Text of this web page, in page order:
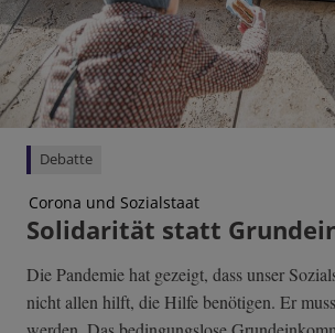
Debatte
Corona und Sozialstaat
Solidarität statt
Die Pandemie hat gezeigt, dass unser
nicht allen hilft, die Hilfe benötigen. Er